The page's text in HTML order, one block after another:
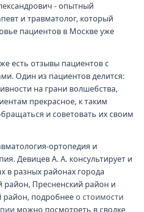
- опытный
и травматолог, который
пациентов в Москве уже
есть отзывы пациентов с
Один из пациентов делится:
на грани волшебства,
прекрасное, к таким
и советовать их своим
ортопедия и
Девицев А. А. консультирует и
в разных районах города
район, Пресненский район и
подробнее о стоимости
можно посмотреть в сводке